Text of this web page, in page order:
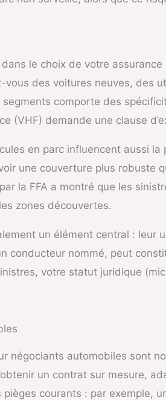
le choix de votre
des voitures neuves, des
comporte des
(VHF) demande une clause
en parc influencent aussi
une couverture plus robuste
la FFA a montré que les
zones découvertes.
un élément central : leur
conducteur nommé, peut
votre statut juridique
négociants automobiles sont
un contrat sur mesure,
courants : par exemple,